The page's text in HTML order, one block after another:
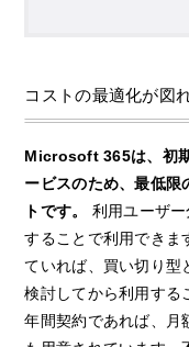
コストの最適化が図
Microsoft 365は、初
ービスのため、最低限
トです。 利用ユーザ
することで利用できま
ていれば、買い切り型
検討してから利用す
年間契約であれば、月